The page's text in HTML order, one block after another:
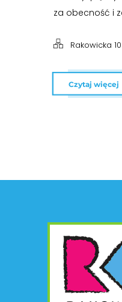
za obecność i
Rakowicka 10
Czytaj więcej